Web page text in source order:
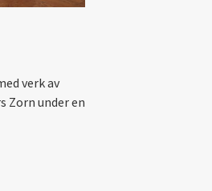
verk av
Zorn under en